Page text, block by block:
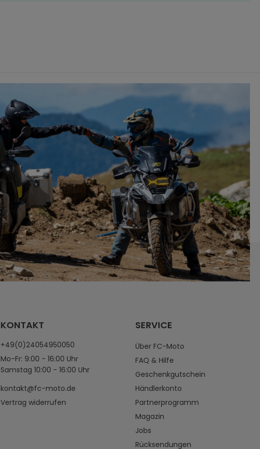
KONTAKT
+49(0)24054950050
Mo-Fr: 9:00 - 16:00 Uhr
Samstag 10:00 - 16:00 Uhr
kontakt@fc-moto.de
Vertrag widerrufen
SERVICE
Über FC-Moto
FAQ & Hilfe
Geschenkgutschein
Händlerkonto
Partnerprogramm
Magazin
Jobs
Rücksendungen